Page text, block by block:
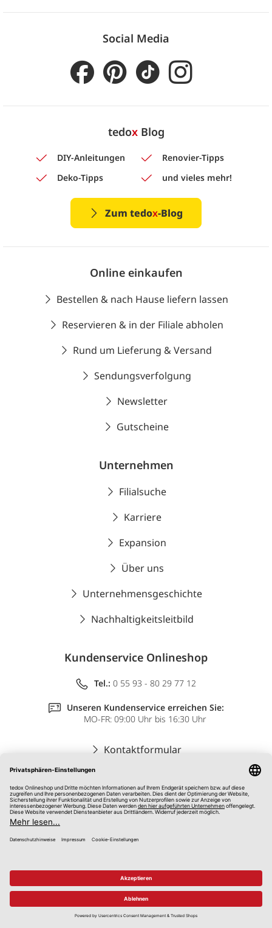
Social Media
tedoxBlog
DIY-Anleitungen
Renovier-Tipps
Deko-Tipps
und vieles mehr!
Zum tedox-Blog
Online einkaufen
Bestellen & nach Hause liefern lassen
Reservieren & in der Filiale abholen
Rund um Lieferung & Versand
Sendungsverfolgung
Newsletter
Gutscheine
Unternehmen
Filialsuche
Karriere
Expansion
Über uns
Unternehmensgeschichte
Nachhaltigkeitsleitbild
Kundenservice Onlineshop
Tel.: 0 55 93 - 80 29 77 12
Unseren Kundenservice erreichen Sie:
MO-FR: 09:00 Uhr bis 16:30 Uhr
Kontaktformular
Impressum
AGB
Datenschutz